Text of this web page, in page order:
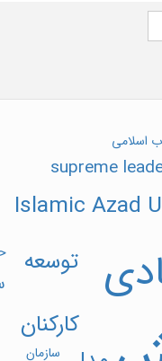
https://
اسلامی
کارکنان
Islamic Azad
توسعه
supreme
سازمان
اسلامی